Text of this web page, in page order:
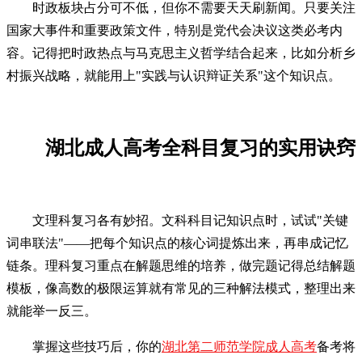
时政板块占分可不低，但你不需要天天刷新闻。只要关注
国家大事件和重要政策文件，特别是党代会决议这类必考内
容。记得把时政热点与马克思主义哲学结合起来，比如分析乡
村振兴战略，就能用上"实践与认识辩证关系"这个知识点。
湖北成人高考全科目复习的实用诀窍
文理科复习各有妙招。文科科目记知识点时，试试"关键
词串联法"——把每个知识点的核心词提炼出来，再串成记忆
链条。理科复习重点在解题思维的培养，做完题记得总结解题
模板，像高数的极限运算就有常见的三种解法模式，整理出来
就能举一反三。
掌握这些技巧后，你的湖北第二师范学院成人高考备考将